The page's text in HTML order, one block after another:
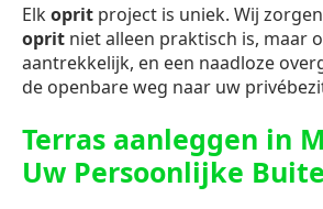
Elkoprit project is uniek. Wij
oprit niet alleen praktisch is, maar
aantrekkelijk, en een naadloze
de openbare weg naar uw
Terras aanleggen in
Uw Persoonlijke